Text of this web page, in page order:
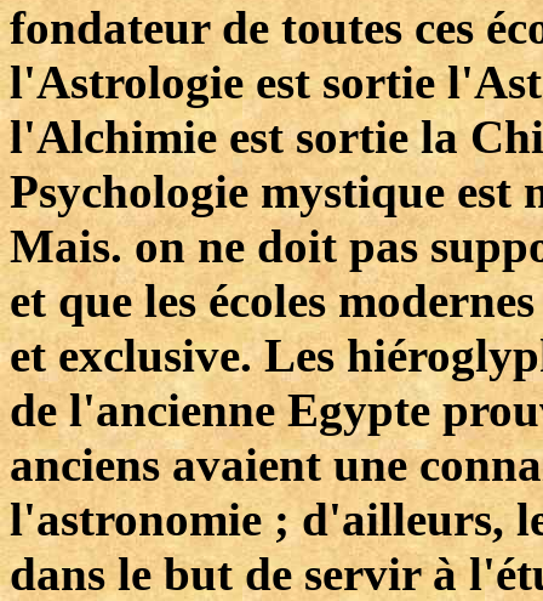
fondateur de toutes ces
l'Astrologie est sortie
l'Alchimie est sortie la
Psychologie mystique est
Mais. on ne doit pas
et que les écoles
et exclusive. Les
de l'ancienne Egypte
anciens avaient une
l'astronomie ; d'ailleurs,
dans le but de servir à